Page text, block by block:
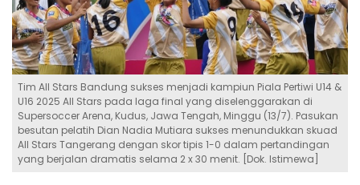
Tim All Stars Bandung sukses menjadi kampiun Piala Pertiwi U14 &
U16 2025 All Stars pada laga final yang diselenggarakan di
Supersoccer Arena, Kudus, Jawa Tengah, Minggu (13/7). Pasukan
besutan pelatih Dian Nadia Mutiara sukses menundukkan skuad
All Stars Tangerang dengan skor tipis 1-0 dalam pertandingan
yang berjalan dramatis selama 2 x 30 menit. [Dok. Istimewa]